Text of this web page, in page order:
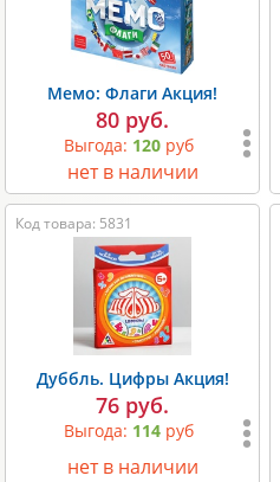
Мемо: Флаги Акция!
80 руб.
Выгода: 120 руб
нет в наличии
Код товара: 5831
Дуббль. Цифры Акция!
76 руб.
Выгода: 114 руб
нет в наличии